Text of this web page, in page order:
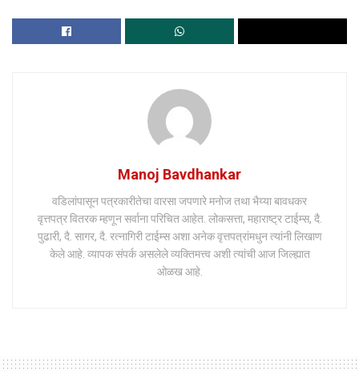
Manoj Bavdhankar
वडिलांपासून पत्रकारीतेचा वारसा जपणारे मनोज तथा भैय्या बावधकर
वृत्तपत्र वितरक म्हणून सर्वाना परिचित आहेत. लोकसत्ता, महाराष्ट्र टाईम्स, दै.
पुढारी, दै. सागर, दै. रत्नागिरी टाईम्स अशा अनेक वृत्तपत्रांमधुन त्यांनी लिखाण
केले आहे. व्यापक संपर्क असलेले व्यक्तिमत्त्व अशी त्यांची आज जिल्ह्यात
ओळख आहे.